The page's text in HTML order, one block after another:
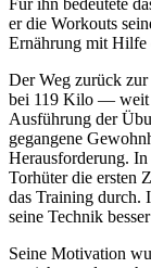
Für ihn bedeutete
er die Workouts
Ernährung mit Hilfe
Der Weg zurück
bei 119 Kilo — weit
Ausführung der
gegangene
Herausforderung.
Torhüter die ersten
das Training durch.
seine Technik
Seine Motivation